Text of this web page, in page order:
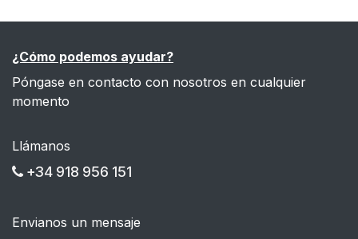
¿Cómo podemos ayudar?
Póngase en contacto con nosotros en cualquier
momento
Llámanos
+34 918 956 151
Envianos un mensaje